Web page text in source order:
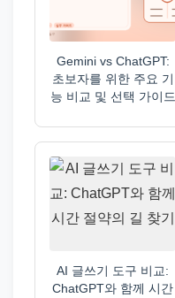
Gemini vs ChatGPT:
초보자를 위한 주요 기
능 비교 및 선택 가이드
AI 글쓰기 도구 비교:
ChatGPT와 함께 시간